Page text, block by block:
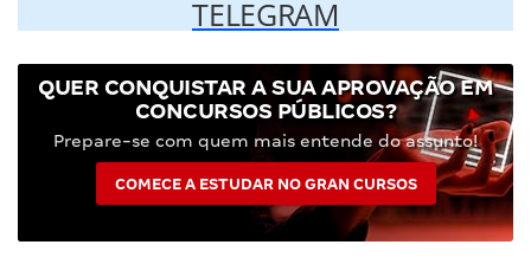
TELEGRAM
QUER CONQUISTAR A SUA APROVAÇÃO EM
CONCURSOS PÚBLICOS?
Prepare-se com quem mais entende do assunto!
COMECE A ESTUDAR NO GRAN CURSOS